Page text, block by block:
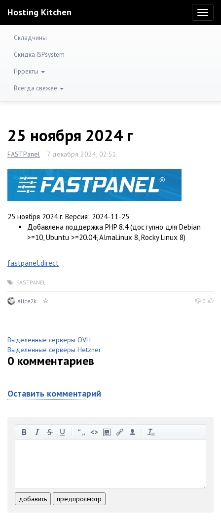
Hosting Kitchen
Складчины
Скидка ISPsystem
Проекты
Всегда свежее
25 ноября 2024 г
FASTPanel 7 декабря 2024, 02:51
25 ноября 2024 г. Версия: 2024-11-25
Добавлена ​​поддержка PHP 8.4 (доступно для Debian
>=10, Ubuntu >=20.04, AlmaLinux 8, Rocky Linux 8)
fastpanel.direct
FASTPANEL
alice2k 0
Выделенные серверы OVH
Выделенные серверы Hetzner
0 комментариев
Оставить комментарий
-
-
-
добавить предпросмотр